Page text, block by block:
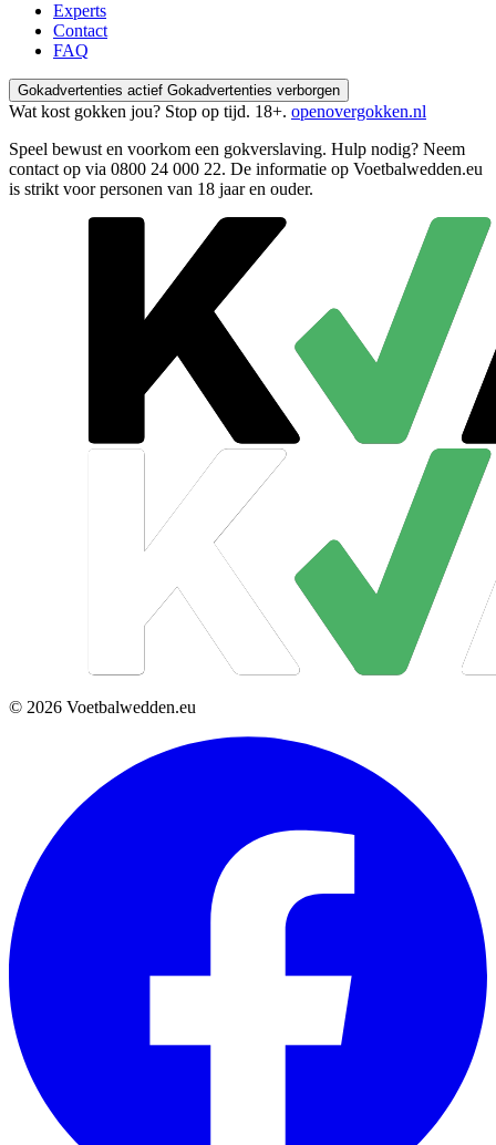
Experts
Contact
FAQ
Gokadvertenties actief Gokadvertenties verborgen
Wat kost gokken jou? Stop op tijd. 18+. openovergokken.nl
Speel bewust en voorkom een gokverslaving. Hulp nodig? Neem
contact op via 0800 24 000 22. De informatie op Voetbalwedden.eu
is strikt voor personen van 18 jaar en ouder.
© 2026 Voetbalwedden.eu